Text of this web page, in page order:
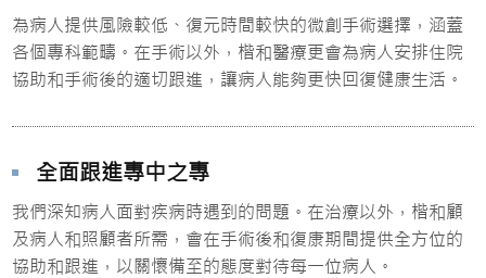
為病人提供風險較低、復元時間較快的微創手術選擇，涵蓋
各個專科範疇。在手術以外，楷和醫療更會為病人安排住院
協助和手術後的適切跟進，讓病人能夠更快回復健康生活。
全面跟進專中之專
我們深知病人面對疾病時遇到的問題。在治療以外，楷和顧
及病人和照顧者所需，會在手術後和復康期間提供全方位的
協助和跟進，以關懷備至的態度對待每一位病人。